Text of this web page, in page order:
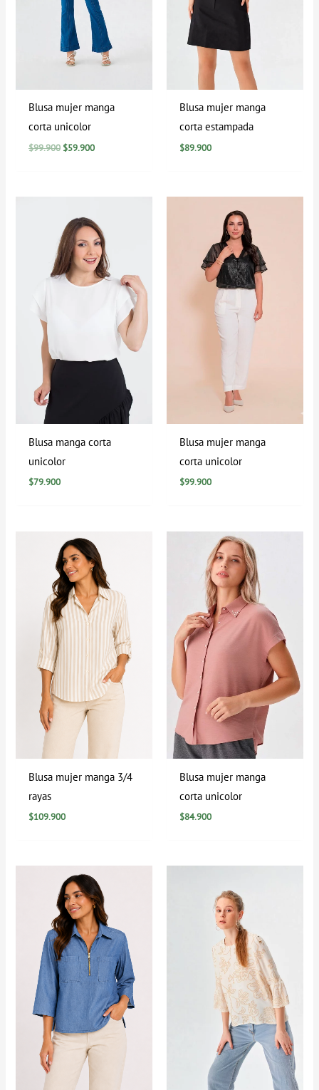
Blusa mujer manga
corta unicolor
$99.900 $59.900
Blusa mujer manga
corta estampada
$89.900
Blusa manga corta
unicolor
$79.900
Blusa mujer manga
corta unicolor
$99.900
Blusa mujer manga 3/4
rayas
$109.900
Blusa mujer manga
corta unicolor
$84.900